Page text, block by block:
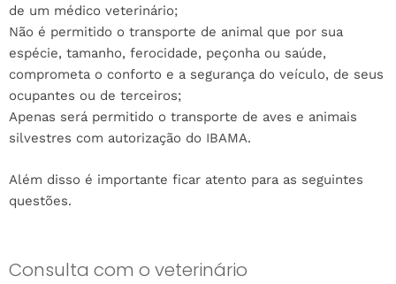
de um médico veterinário;
Não é permitido o transporte de animal que por sua
espécie, tamanho, ferocidade, peçonha ou saúde,
comprometa o conforto e a segurança do veículo, de seus
ocupantes ou de terceiros;
Apenas será permitido o transporte de aves e animais
silvestres com autorização do IBAMA.
Além disso é importante ficar atento para as seguintes
questões.
Consulta com o veterinário